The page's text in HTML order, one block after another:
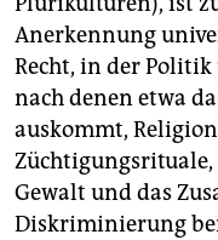
Anerkennung
Recht, in der
nach denen etwa
auskommt,
Gewalt und das
Diskriminierung